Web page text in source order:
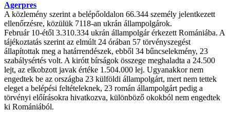
Agerpres
A közlemény szerint a belépőoldalon 66.344 személy jelentkezett
ellenőrzésre, közülük 7118-an ukrán állampolgárok.
Február 10-étől 3.310.334 ukrán állampolgár érkezett Romániába. A
tájékoztatás szerint az elmúlt 24 órában 57 törvényszegést
állapítottak meg a határrendészek, ebből 34 bűncselekmény, 23
szabálysértés volt. A kirótt bírságok összege meghaladta a 24.500
lejt, az elkobzott javak értéke 1.504.000 lej. Ugyanakkor nem
engedtek be az országba 23 külföldi állampolgárt, mert nem tettek
eleget a belépési feltételeknek, 23 román állampolgárt pedig a
törvényi előírásokra hivatkozva, különböző okokból nem engedtek
ki Romániából.